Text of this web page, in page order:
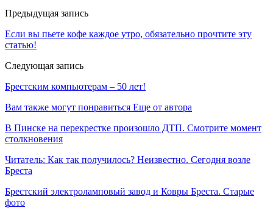
Предыдущая запись
Если вы пьете кофе каждое утро, обязательно прочтите эту
статью!
Следующая запись
Брестским компьютерам – 50 лет!
Вам также могут понравиться Еще от автора
В Пинске на перекрестке произошло ДТП. Смотрите момент
столкновения
Читатель: Как так получилось? Неизвестно. Сегодня возле
Бреста
Брестский электроламповый завод и Ковры Бреста. Старые
фото